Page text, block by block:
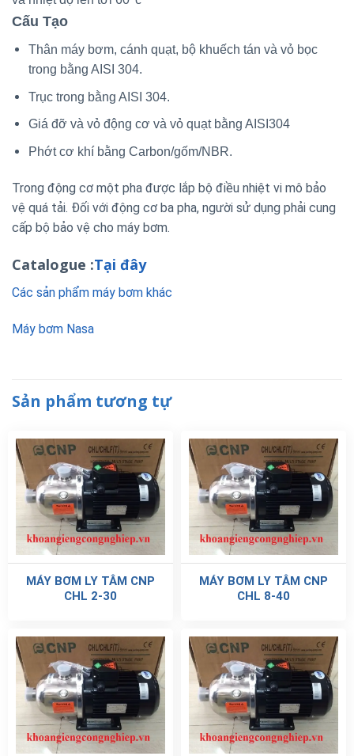
Cấu Tạo
Thân máy bơm, cánh quạt, bộ khuếch tán và vỏ bọc
trong bằng AISI 304.
Trục trong bằng AISI 304.
Giá đỡ và vỏ động cơ và vỏ quạt bằng AISI304
Phớt cơ khí bằng Carbon/gốm/NBR.
Trong động cơ một pha được lắp bộ điều nhiệt vi mô bảo
vệ quá tải. Đối với động cơ ba pha, người sử dụng phải cung
cấp bộ bảo vệ cho máy bơm.
Catalogue :Tại đây
Các sản phẩm máy bơm khác
Máy bơm Nasa
Sản phẩm tương tự
MÁY BƠM LY TÂM CNP
CHL 2-30
MÁY BƠM LY TÂM CNP
CHL 8-40